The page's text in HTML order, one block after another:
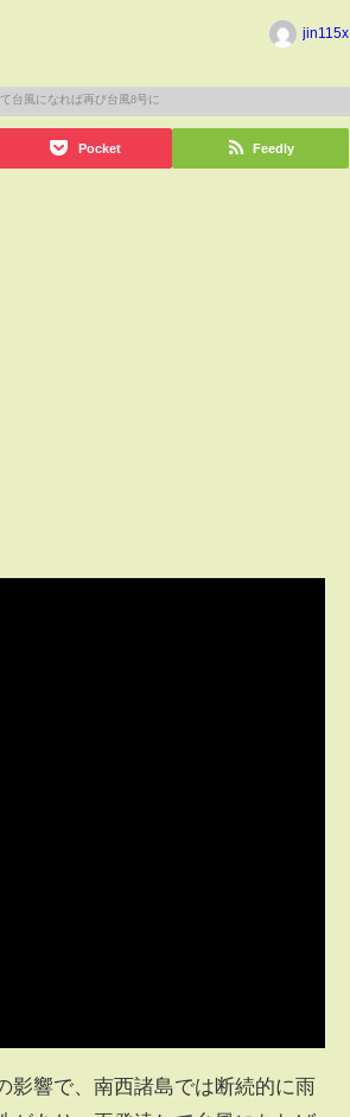
jin115x
Pocket Feedly
影響で、南西諸島では断続的に雨